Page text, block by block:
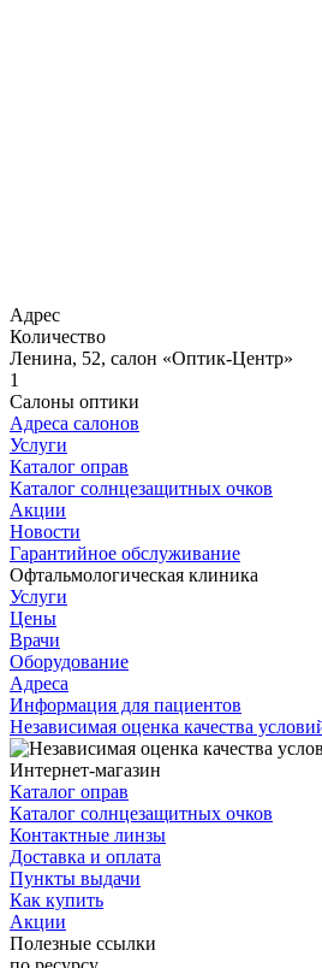
Адрес
Количество
Ленина, 52, салон «Оптик-Центр»
1
Салоны оптики
Адреса салонов
Услуги
Каталог оправ
Каталог солнцезащитных очков
Акции
Новости
Гарантийное обслуживание
Офтальмологическая клиника
Услуги
Цены
Врачи
Оборудование
Адреса
Информация для пациентов
Независимая оценка качества
Интернет-магазин
Каталог оправ
Каталог солнцезащитных очков
Контактные линзы
Доставка и оплата
Пункты выдачи
Как купить
Акции
Полезные ссылки